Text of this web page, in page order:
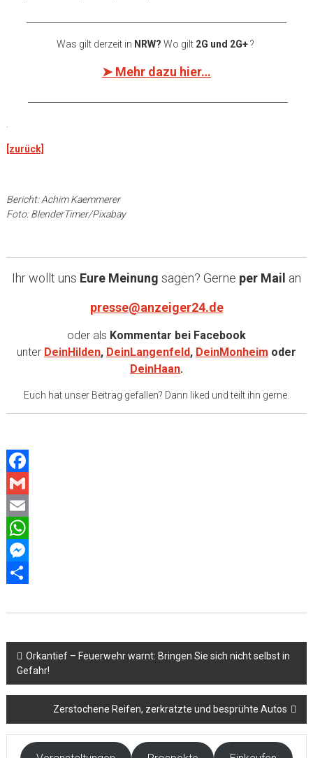
Was gilt derzeit in NRW? Wo gilt 2G und 2G+?
➤ Mehr dazu hier…
[zurück]
Bericht: Achim Kaemmerer
Foto: BlenderTimer/Pixabay
Ihr wollt uns Eure Meinung sagen? Gerne per Mail an
presse@anzeiger24.de
oder als Kommentar bei Facebook
unter DeinHilden, DeinLangenfeld, DeinMonheim oder
DeinHaan.
Euch hat unser Beitrag gefallen? Dann liked und teilt ihn gerne.
Facebook
Gmail
Email
WhatsApp
Messenger
Beitragsnavigation
Orkantief – Feuerwehr warnt: Bringen Sie sich nicht selbst in
Gefahr!
Zerstochene Reifen, zerkratzte und besprühte Autos